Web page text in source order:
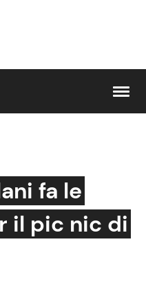
Gossip e TV
Bellezze VIP
fa le
il pic nic di